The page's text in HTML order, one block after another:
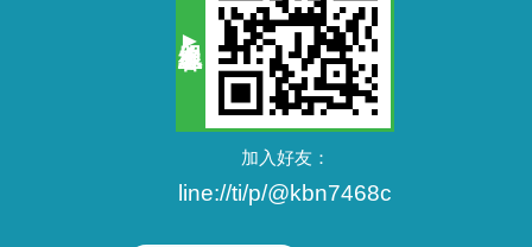
加入好友：
line://ti/p/@kbn7468c